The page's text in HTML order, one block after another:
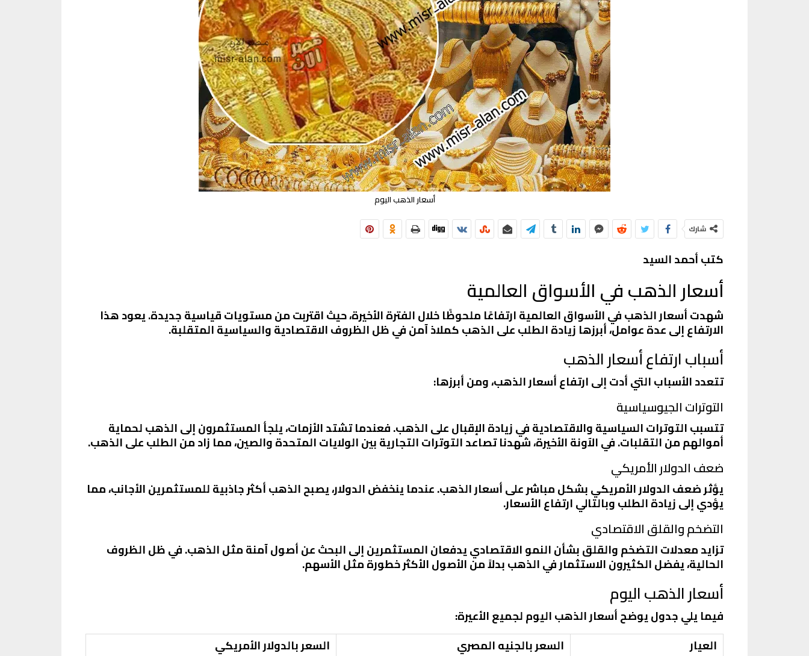
أسعار الذهب اليوم
شارك
كتب أحمد السيد
أسعار الذهب في الأسواق العالمية
شهدت أسعار الذهب في الأسواق العالمية ارتفاعًا ملحوظًا خلال الفترة الأخيرة، حيث اقتربت من مستويات قياسية جديدة. يعود هذا
الارتفاع إلى عدة عوامل، أبرزها زيادة الطلب على الذهب كملاذ آمن في ظل الظروف الاقتصادية والسياسية المتقلبة.
أسباب ارتفاع أسعار الذهب
تتعدد الأسباب التي أدت إلى ارتفاع أسعار الذهب، ومن أبرزها:
التوترات الجيوسياسية
تتسبب التوترات السياسية والاقتصادية في زيادة الإقبال على الذهب. فعندما تشتد الأزمات، يلجأ المستثمرون إلى الذهب لحماية
أموالهم من التقلبات. في الآونة الأخيرة، شهدنا تصاعد التوترات التجارية بين الولايات المتحدة والصين، مما زاد من الطلب على الذهب.
ضعف الدولار الأمريكي
يؤثر ضعف الدولار الأمريكي بشكل مباشر على أسعار الذهب. عندما ينخفض الدولار، يصبح الذهب أكثر جاذبية للمستثمرين الأجانب، مما
يؤدي إلى زيادة الطلب وبالتالي ارتفاع الأسعار.
التضخم والقلق الاقتصادي
تزايد معدلات التضخم والقلق بشأن النمو الاقتصادي يدفعان المستثمرين إلى البحث عن أصول آمنة مثل الذهب. في ظل الظروف
الحالية، يفضل الكثيرون الاستثمار في الذهب بدلاً من الأصول الأكثر خطورة مثل الأسهم.
أسعار الذهب اليوم
فيما يلي جدول يوضح أسعار الذهب اليوم لجميع الأعيرة:
العيار
السعر بالجنيه المصري
السعر بالدولار الأمريكي